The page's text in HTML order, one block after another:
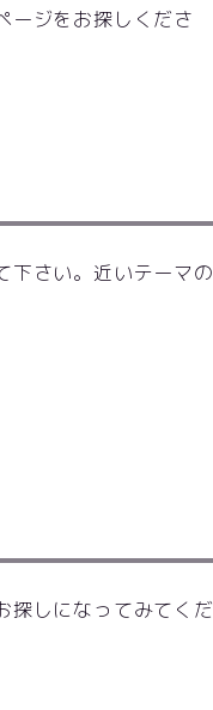
ージをお探しくださ
下さい。近いテーマの
探しになってみてくだ